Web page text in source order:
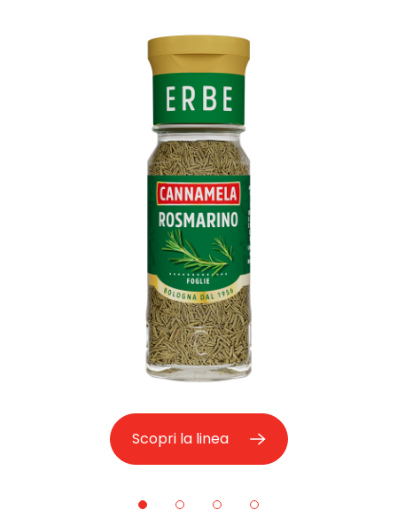
Scopri la linea